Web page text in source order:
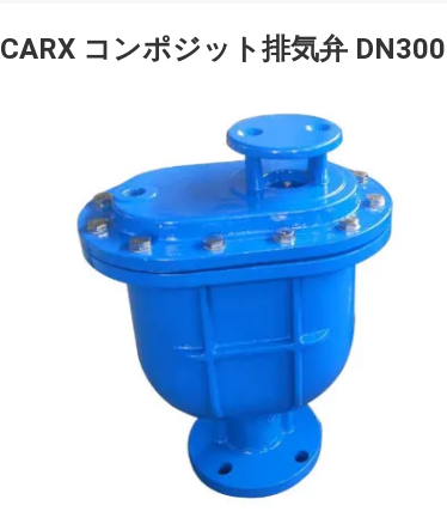
CARX コンポジット排気弁